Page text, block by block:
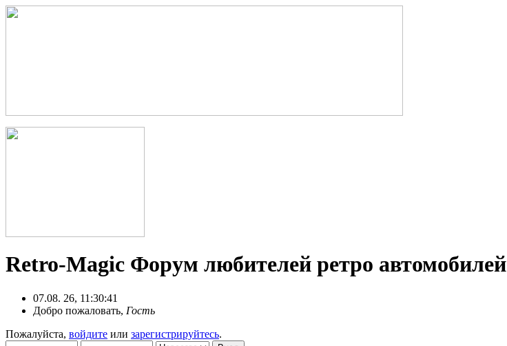
Retro-Magic Форум любителей ретро автомобилей
07.08. 26, 11:30:41
Добро пожаловать, Гость
Пожалуйста, войдите или зарегистрируйтесь.